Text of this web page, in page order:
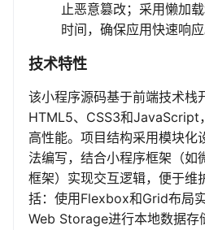
止恶意篡改；采用懒加
时间，确保应用快速响应
技术特性
该小程序源码基于前端技术栈
HTML5、CSS3和JavaScript
高性能。项目结构采用模块化
法编写，结合小程序框架（如
框架）实现交互逻辑，便于维
括：使用Flexbox和Grid布局
Web Storage进行本地数据存